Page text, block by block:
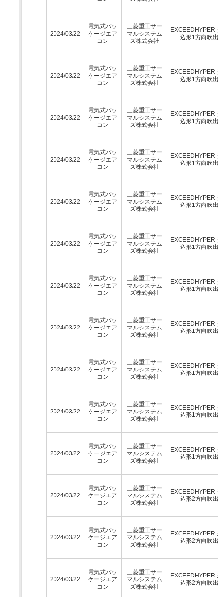
2024/03/22
電気式パッ
ケージエア
コン
三菱重工サー
マルシステム
ズ株式会社
EXCEEDHYPER
込形1方向吹
2024/03/22
電気式パッ
ケージエア
コン
三菱重工サー
マルシステム
ズ株式会社
EXCEEDHYPER
込形1方向吹
2024/03/22
電気式パッ
ケージエア
コン
三菱重工サー
マルシステム
ズ株式会社
EXCEEDHYPER
込形1方向吹
2024/03/22
電気式パッ
ケージエア
コン
三菱重工サー
マルシステム
ズ株式会社
EXCEEDHYPER
込形1方向吹
2024/03/22
電気式パッ
ケージエア
コン
三菱重工サー
マルシステム
ズ株式会社
EXCEEDHYPER
込形1方向吹
2024/03/22
電気式パッ
ケージエア
コン
三菱重工サー
マルシステム
ズ株式会社
EXCEEDHYPER
込形1方向吹
2024/03/22
電気式パッ
ケージエア
コン
三菱重工サー
マルシステム
ズ株式会社
EXCEEDHYPER
込形1方向吹
2024/03/22
電気式パッ
ケージエア
コン
三菱重工サー
マルシステム
ズ株式会社
EXCEEDHYPER
込形1方向吹
2024/03/22
電気式パッ
ケージエア
コン
三菱重工サー
マルシステム
ズ株式会社
EXCEEDHYPER
込形1方向吹
2024/03/22
電気式パッ
ケージエア
コン
三菱重工サー
マルシステム
ズ株式会社
EXCEEDHYPER
込形1方向吹
2024/03/22
電気式パッ
ケージエア
コン
三菱重工サー
マルシステム
ズ株式会社
EXCEEDHYPER
込形1方向吹
2024/03/22
電気式パッ
ケージエア
コン
三菱重工サー
マルシステム
ズ株式会社
EXCEEDHYPER
込形2方向吹
2024/03/22
電気式パッ
ケージエア
コン
三菱重工サー
マルシステム
ズ株式会社
EXCEEDHYPER
込形2方向吹
2024/03/22
電気式パッ
ケージエア
コン
三菱重工サー
マルシステム
ズ株式会社
EXCEEDHYPER
込形2方向吹